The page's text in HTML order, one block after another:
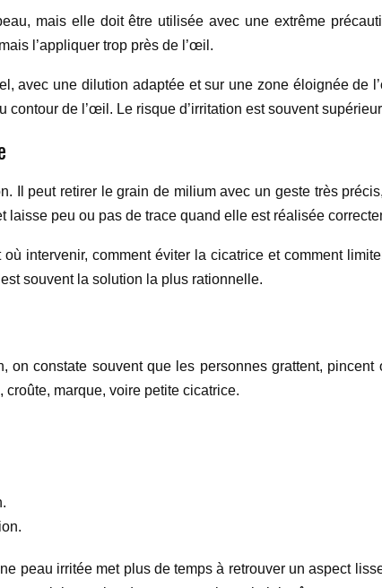
mais elle doit être utilisée avec une extrême
l’appliquer trop près de l’œil.
avec une dilution adaptée et sur une zone éloignée de
de l’œil. Le risque d’irritation est souvent
Il peut retirer le grain de milium avec un geste très
peu ou pas de trace quand elle est réalisée
intervenir, comment éviter la cicatrice et comment
souvent la solution la plus rationnelle.
on constate souvent que les personnes grattent,
marque, voire petite cicatrice.
peau irritée met plus de temps à retrouver un aspect